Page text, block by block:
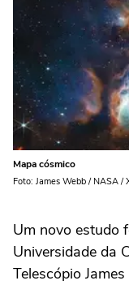
Mapa cósmico
Foto: James Webb / NASA /
Um novo estudo
Universidade da
Telescópio